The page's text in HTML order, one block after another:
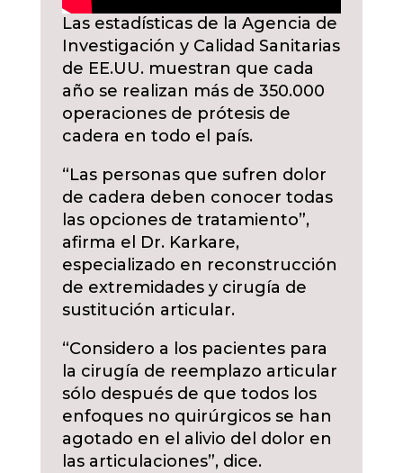
Las estadísticas de la Agencia de
Investigación y Calidad Sanitarias
de EE.UU. muestran que cada
año se realizan más de 350.000
operaciones de prótesis de
cadera en todo el país.
“Las personas que sufren dolor
de cadera deben conocer todas
las opciones de tratamiento”,
afirma el Dr. Karkare,
especializado en reconstrucción
de extremidades y cirugía de
sustitución articular.
“Considero a los pacientes para
la cirugía de reemplazo articular
sólo después de que todos los
enfoques no quirúrgicos se han
agotado en el alivio del dolor en
las articulaciones”, dice.